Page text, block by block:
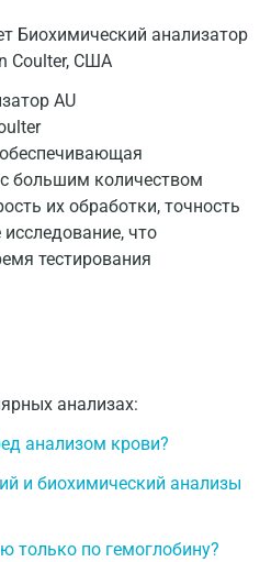
Биохимический анализатор
Coulter, США
большим количеством
их обработки, точность
что
тестирования
анализах:
анализом крови?
и биохимический анализы
только по гемоглобину?